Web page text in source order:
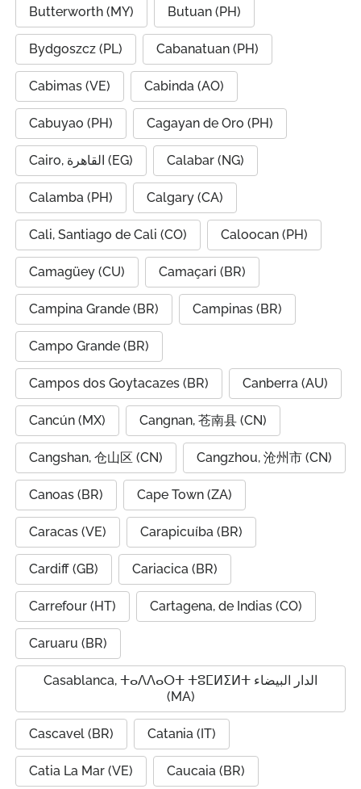
Butterworth (MY) Butuan (PH)
Bydgoszcz (PL) Cabanatuan (PH)
Cabimas (VE) Cabinda (AO)
Cabuyao (PH) Cagayan de Oro (PH)
Cairo, القاهرة (EG) Calabar (NG)
Calamba (PH) Calgary (CA)
Cali, Santiago de Cali (CO) Caloocan (PH)
Camagüey (CU) Camaçari (BR)
Campina Grande (BR) Campinas (BR)
Campo Grande (BR)
Campos dos Goytacazes (BR) Canberra (AU)
Cancún (MX) Cangnan, 苍南县 (CN)
Cangshan, 仓山区 (CN) Cangzhou, 沧州市 (CN)
Canoas (BR) Cape Town (ZA)
Caracas (VE) Carapicuíba (BR)
Cardiff (GB) Cariacica (BR)
Carrefour (HT) Cartagena, de Indias (CO)
Caruaru (BR)
Casablanca, ⵜⴰⴷⴷⴰⵔⵜ ⵜⵓⵎⵍⵉⵍⵜ الدار البيضاء
(MA)
Cascavel (BR) Catania (IT)
Catia La Mar (VE) Caucaia (BR)